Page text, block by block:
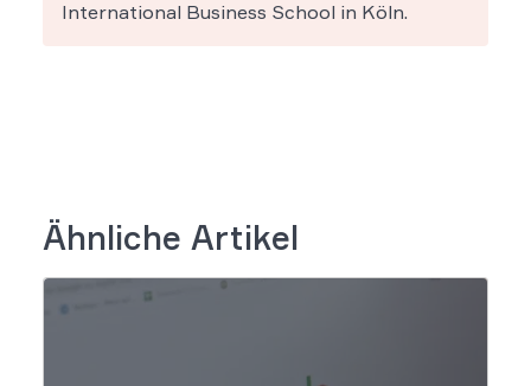
International Business School in Köln.
Ähnliche Artikel